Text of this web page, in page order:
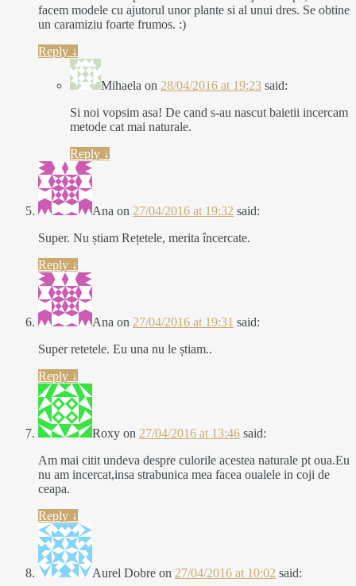
facem modele cu ajutorul unor plante si al unui dres. Se obtine
un caramiziu foarte frumos. :)
Reply ↓
Mihaela on 28/04/2016 at 19:23 said:
Si noi vopsim asa! De cand s-au nascut baietii incercam
metode cat mai naturale.
Reply ↓
Ana on 27/04/2016 at 19:32 said:
Super. Nu știam Rețetele, merita încercate.
Reply ↓
Ana on 27/04/2016 at 19:31 said:
Super retetele. Eu una nu le știam..
Reply ↓
Roxy on 27/04/2016 at 13:46 said:
Am mai citit undeva despre culorile acestea naturale pt oua.Eu
nu am incercat,insa strabunica mea facea oualele in coji de
ceapa.
Reply ↓
Aurel Dobre on 27/04/2016 at 10:02 said: